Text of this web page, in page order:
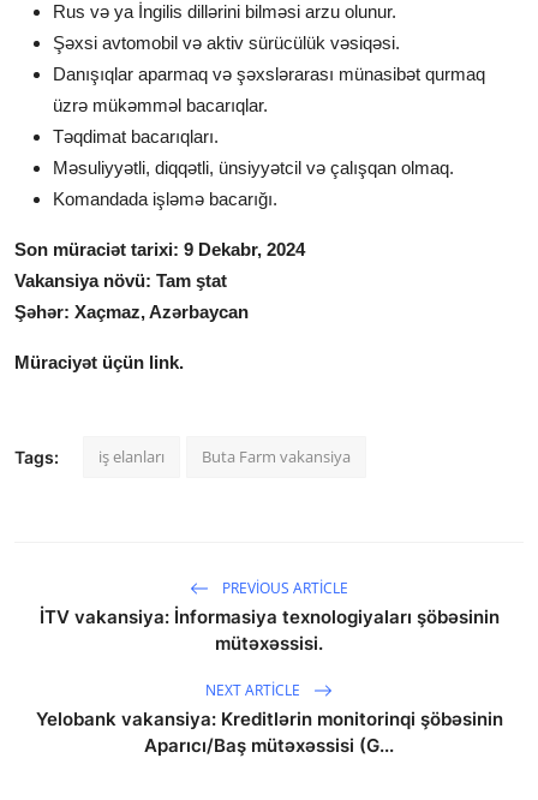
Rus və ya İngilis dillərini bilməsi arzu olunur.
Şəxsi avtomobil və aktiv sürücülük vəsiqəsi.
Danışıqlar aparmaq və şəxslərarası münasibət qurmaq
üzrə mükəmməl bacarıqlar.
Təqdimat bacarıqları.
Məsuliyyətli, diqqətli, ünsiyyətcil və çalışqan olmaq.
Komandada işləmə bacarığı.
Son müraciət tarixi: 9 Dekabr, 2024
Vakansiya növü: Tam ştat
Şəhər: Xaçmaz, Azərbaycan
Müraciyət üçün link.
Tags: iş elanları Buta Farm vakansiya
PREVIOUS ARTICLE
İTV vakansiya: İnformasiya texnologiyaları şöbəsinin
mütəxəssisi.
NEXT ARTICLE
Yelobank vakansiya: Kreditlərin monitorinqi şöbəsinin
Aparıcı/Baş mütəxəssisi (G...